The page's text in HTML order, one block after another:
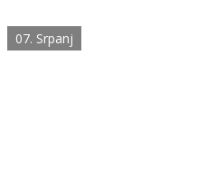
07. Srpanj